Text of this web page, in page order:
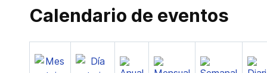
Calendario de eventos